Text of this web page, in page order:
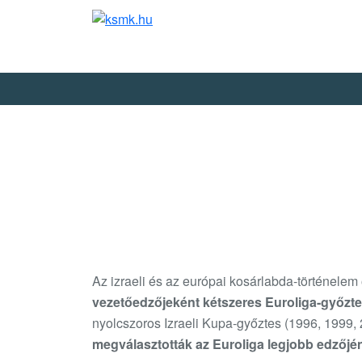
Az izraeli és az európai kosárlabda-
vezetőedzőjeként kétszeres Euroliga-
nyolcszoros Izraeli Kupa-győztes (1996,
megválasztották az Euroliga legjobb